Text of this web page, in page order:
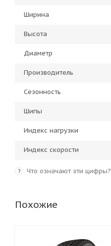
Ширина
Высота
Диаметр
Производитель
Сезонность
Шипы
Индекс нагрузки
Индекс скорости
? Что означают эти цифры?
Похожие